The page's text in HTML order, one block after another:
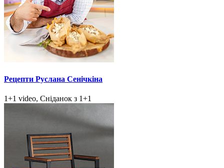
Рецепти Руслана Сенічкіна
1+1 video, Сніданок з 1+1